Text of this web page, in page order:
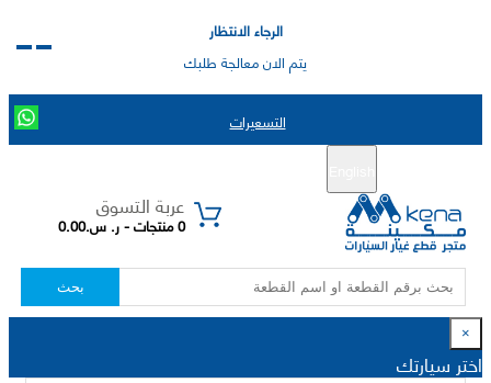
الرجاء الانتظار
يتم الان معالجة طلبك
التسعيرات
عربة التسوق
0 منتجات - ر. س.0.00
بحث
×
اختر سيارتك